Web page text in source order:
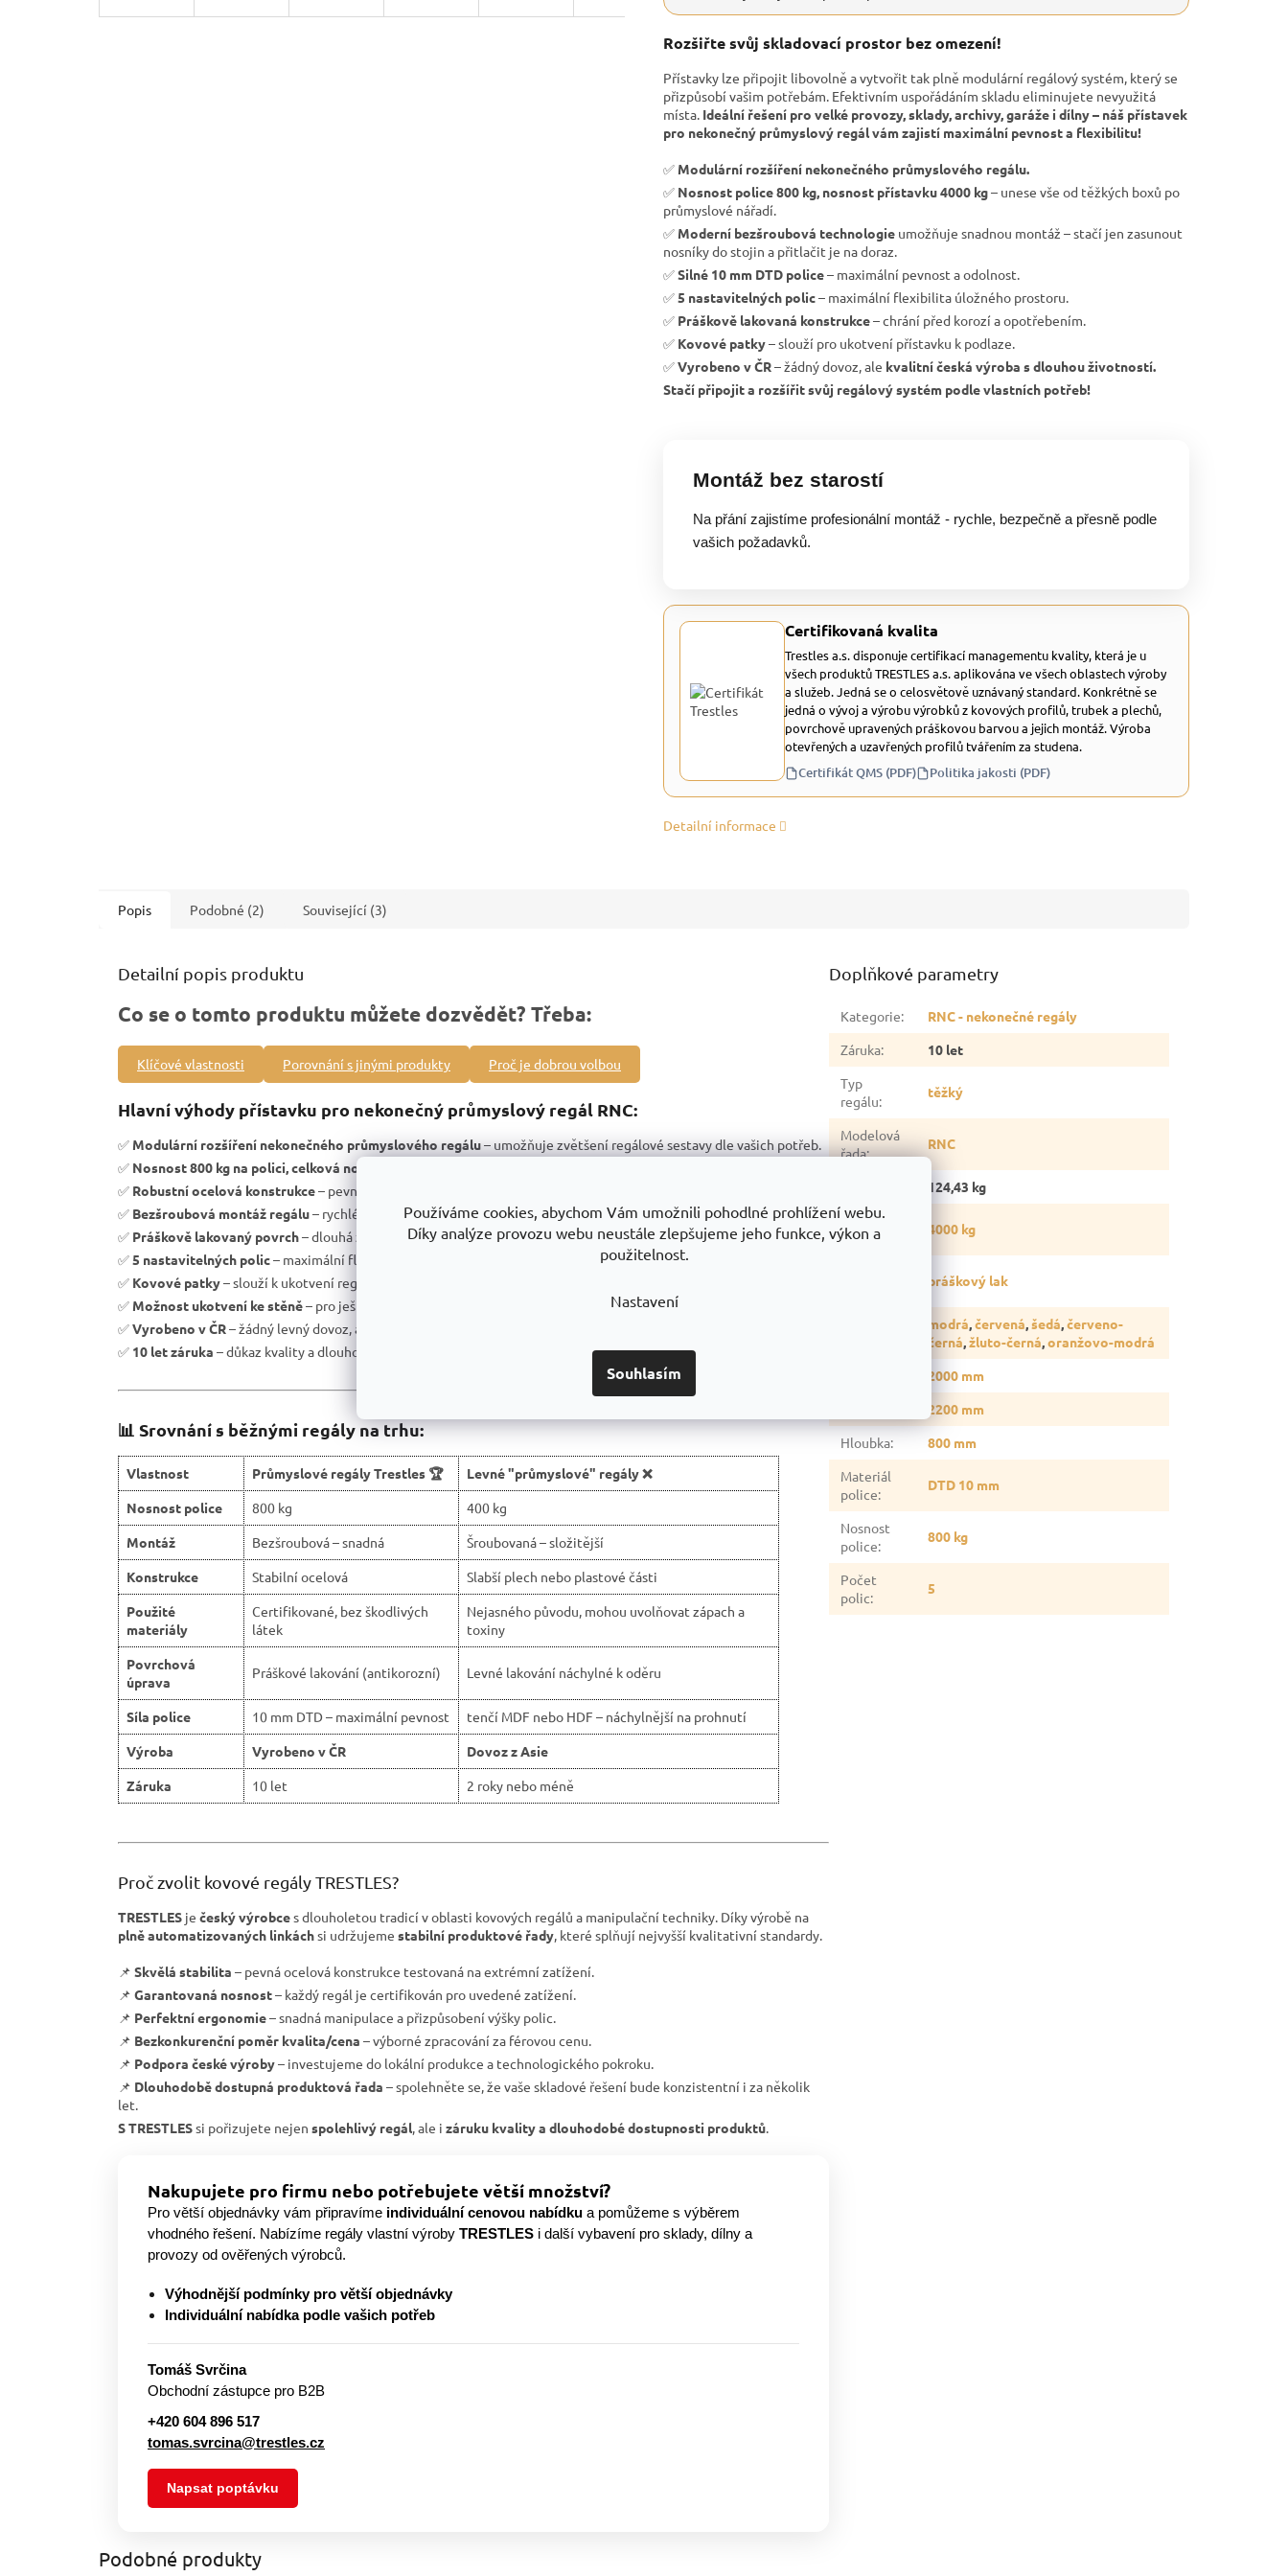
Používáme cookies, abychom Vám umožnili pohodlné prohlížení webu.
Díky analýze provozu webu neustále zlepšujeme jeho funkce, výkon a
použitelnost.
Nastavení
Souhlasím
Rozšiřte svůj skladovací prostor bez omezení!
Přístavky lze připojit libovolně a vytvořit tak plně modulární regálový systém, který se
přizpůsobí vašim potřebám. Efektivním uspořádáním skladu eliminujete nevyužitá
místa. Ideální řešení pro velké provozy, sklady, archivy, garáže i dílny – náš přístavek
pro nekonečný průmyslový regál vám zajistí maximální pevnost a flexibilitu!
✅ Modulární rozšíření nekonečného průmyslového regálu.
✅ Nosnost police 800 kg, nosnost přístavku 4000 kg– unese vše od těžkých boxů po
průmyslové nářadí.
✅ Moderní bezšroubová technologie umožňuje snadnou montáž – stačí jen zasunout
nosníky do stojin a přitlačit je na doraz.
✅Silné 10 mm DTD police– maximální pevnost a odolnost.
✅5 nastavitelných polic– maximální flexibilita úložného prostoru.
✅ Práškově lakovaná konstrukce– chrání před korozí a opotřebením.
✅ Kovové patky– slouží pro ukotvení přístavku k podlaze.
✅Vyrobeno v ČR– žádný dovoz, ale kvalitní česká výroba s dlouhou životností.
Stačí připojit a rozšířit svůj regálový systém podle vlastních potřeb!
Montáž bez starostí
Na přání zajistíme profesionální montáž - rychle, bezpečně a přesně podle
vašich požadavků.
Certifikovaná kvalita
Trestles a.s. disponuje certifikací managementu kvality, která je u
všech produktů TRESTLES a.s. aplikována ve všech oblastech výroby
a služeb. Jedná se o celosvětově uznávaný standard. Konkrétně se
jedná o vývoj a výrobu výrobků z kovových profilů, trubek a plechů,
povrchově upravených práškovou barvou a jejich montáž. Výroba
otevřených a uzavřených profilů tvářením za studena.
Certifikát QMS (PDF) Politika jakosti (PDF)
Detailní informace
Popis Podobné (2) Související (3)
Detailní popis produktu
Co se o tomto produktu můžete dozvědět? Třeba:
Klíčové vlastnosti Porovnání s jinými produkty Proč je dobrou volbou
Hlavní výhody přístavku pro nekonečný průmyslový regál RNC:
✅ Modulární rozšíření nekonečného průmyslového regálu– umožňuje zvětšení regálové sestavy dle vašich potřeb.
✅ Nosnost 800 kg na polici, celková nosnost regálu 4000 kg
✅ Robustní ocelová konstrukce– pevnost a vysoká stabilita.
✅ Bezšroubová montáž regálu– rychlé sestavení bez nutnosti použití nářadí.
✅ Práškově lakovaný povrch– dlouhá životnost a ochrana proti korozi.
✅5 nastavitelných polic– maximální flexibilita úložného prostoru.
✅ Kovové patky– slouží k ukotvení regálu k podlaze.
✅ Možnost ukotvení ke stěně– pro ještě větší bezpečnost.
✅Vyrobeno v ČR– žádný levný dovoz, ale podpora české výroby.
✅ 10 let záruka – důkaz kvality a dlouhodobé odolnosti.
📊 Srovnání s běžnými regály na trhu:
Vlastnost Průmyslové regály Trestles 🏆
Levné "průmyslové" regály ❌
Nosnost police
800 kg
400 kg
Montáž
Bezšroubová – snadná
Šroubovaná – složitější
Konstrukce
Stabilní ocelová
Slabší plech nebo plastové části
Použité
materiály
Certifikované, bez škodlivých
látek
Nejasného původu, mohou uvolňovat zápach a
toxiny
Povrchová
úprava
Práškové lakování (antikorozní) Levné lakování náchylné k oděru
Síla police 10 mm DTD – maximální pevnost
tenčí MDF nebo HDF – náchylnější na prohnutí
Výroba
Vyrobeno v ČR
Dovoz z Asie
Záruka
10 let 2 roky nebo méně
Proč zvolit kovové regály TRESTLES?
TRESTLES je český výrobces dlouholetou tradicí v oblasti kovových regálů a manipulační techniky. Díky výrobě na
plně automatizovaných linkáchsi udržujeme stabilní produktové řady, které splňují nejvyšší kvalitativní standardy.
📌 Skvělá stabilita – pevná ocelová konstrukce testovaná na extrémní zatížení.
📌 Garantovaná nosnost– každý regál je certifikován pro uvedené zatížení.
📌 Perfektní ergonomie– snadná manipulace a přizpůsobení výšky polic.
📌 Bezkonkurenční poměr kvalita/cena – výborné zpracování za férovou cenu.
📌 Podpora české výroby– investujeme do lokální produkce a technologického pokroku.
📌 Dlouhodobě dostupná produktová řada – spolehněte se, že vaše skladové řešení bude konzistentní i za několik
let.
S TRESTLESsi pořizujete nejen spolehlivý regál, ale i záruku kvality a dlouhodobé dostupnosti produktů.
Nakupujete pro firmu nebo potřebujete větší množství?
Pro větší objednávky vám připravíme individuální cenovou nabídku a pomůžeme s výběrem
vhodného řešení. Nabízíme regály vlastní výroby TRESTLES i další vybavení pro sklady, dílny a
provozy od ověřených výrobců.
Výhodnější podmínky pro větší objednávky
Individuální nabídka podle vašich potřeb
Tomáš Svrčina
Obchodní zástupce pro B2B
+420 604 896 517
tomas.svrcina@trestles.cz
Napsat poptávku
Doplňkové parametry
Kategorie:
RNC - nekonečné regály
Záruka:
10 let
Typ
regálu:
těžký
Modelová
řada:
RNC
124,43 kg
Nosnost
regálu:
4000 kg
práškový lak
modrá,červená,šedá,červeno-
černá,žluto-černá,oranžovo-modrá
2000 mm
2200 mm
Hloubka:
800 mm
Materiál
police:
DTD 10 mm
Nosnost
police:
800 kg
Počet
polic:
5
Podobné produkty